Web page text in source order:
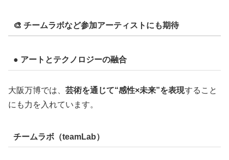
🎨 チームラボなど参加アーティストにも期待
● アートとテクノロジーの融合
大阪万博では、 芸術を通じて“感性×未来”を表現すること
にも力を入れています。
チームラボ（teamLab）